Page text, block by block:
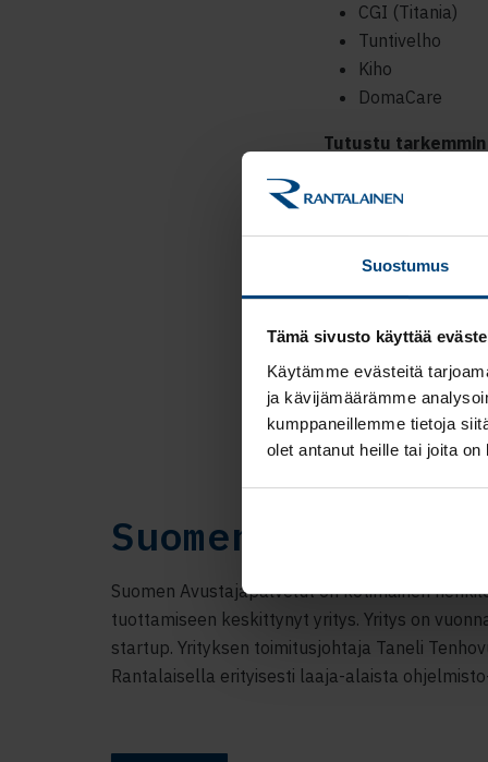
Suostumus
Tämä sivusto käyttää
Käytämme evästeitä
ja kävijämäärämme
kumppaneillemme tietoja
olet antanut heille tai joita
CGI (Titania)
Tuntivelho
Kiho
DomaCare
Tutustu
Kirjanpito
Suomen
Suomen Avustajapalvelut on kotimainen
tuottamiseen keskittynyt yritys. Yritys on
startup. Yrityksen toimitusjohtaja Taneli
Rantalaisella erityisesti laaja-alaista